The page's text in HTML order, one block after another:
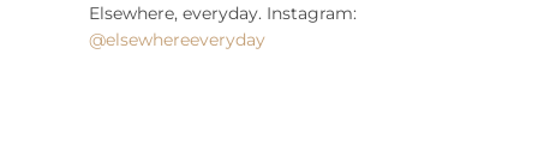
Elsewhere, everyday. Instagram:
@elsewhereeveryday